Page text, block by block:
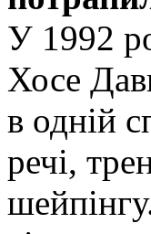
У 1992
Хосе
в одній
речі,